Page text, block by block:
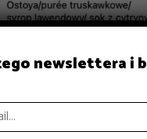
newslettera i